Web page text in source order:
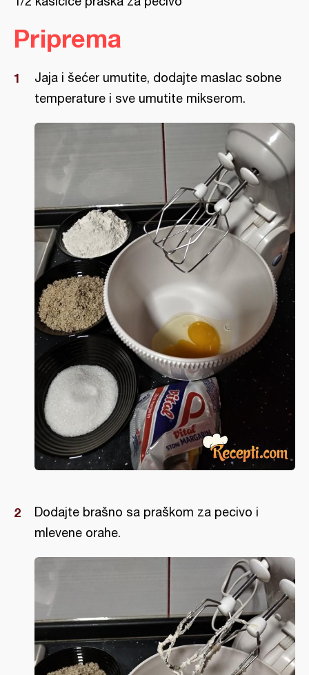
Priprema
Jaja i šećer umutite, dodajte maslac sobne
temperature i sve umutite mikserom.
Dodajte brašno sa praškom za pecivo i
mlevene orahe.